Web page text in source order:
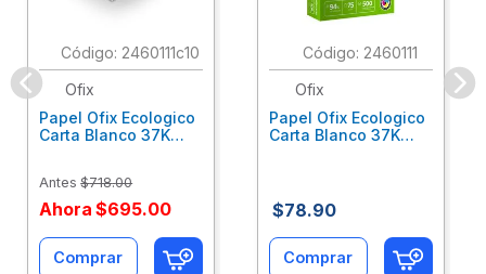
: 2460111c10
Ofix
Papel Ofix Ecologico
Carta Blanco 37K
Antes $718.00
Ahora $695.00
Comprar
: 2460111
Ofix
Papel Ofix Ecologico
Carta Blanco 37K
$78.90
Comprar